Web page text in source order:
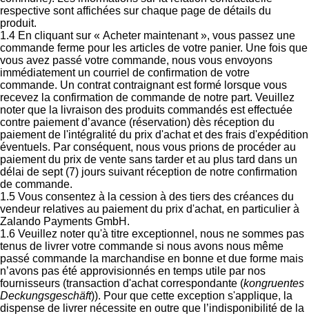
respective sont affichées sur chaque page de détails du
produit.
1.4 En cliquant sur « Acheter maintenant », vous passez une
commande ferme pour les articles de votre panier. Une fois que
vous avez passé votre commande, nous vous envoyons
immédiatement un courriel de confirmation de votre
commande. Un contrat contraignant est formé lorsque vous
recevez la confirmation de commande de notre part. Veuillez
noter que la livraison des produits commandés est effectuée
contre paiement d’avance (réservation) dès réception du
paiement de l'intégralité du prix d'achat et des frais d'expédition
éventuels. Par conséquent, nous vous prions de procéder au
paiement du prix de vente sans tarder et au plus tard dans un
délai de sept (7) jours suivant réception de notre confirmation
de commande.
1.5 Vous consentez à la cession à des tiers des créances du
vendeur relatives au paiement du prix d'achat, en particulier à
Zalando Payments GmbH.
1.6 Veuillez noter qu'à titre exceptionnel, nous ne sommes pas
tenus de livrer votre commande si nous avons nous même
passé commande la marchandise en bonne et due forme mais
n’avons pas été approvisionnés en temps utile par nos
fournisseurs (transaction d'achat correspondante (kongruentes
Deckungsgeschäft)). Pour que cette exception s'applique, la
dispense de livrer nécessite en outre que l’indisponibilité de la